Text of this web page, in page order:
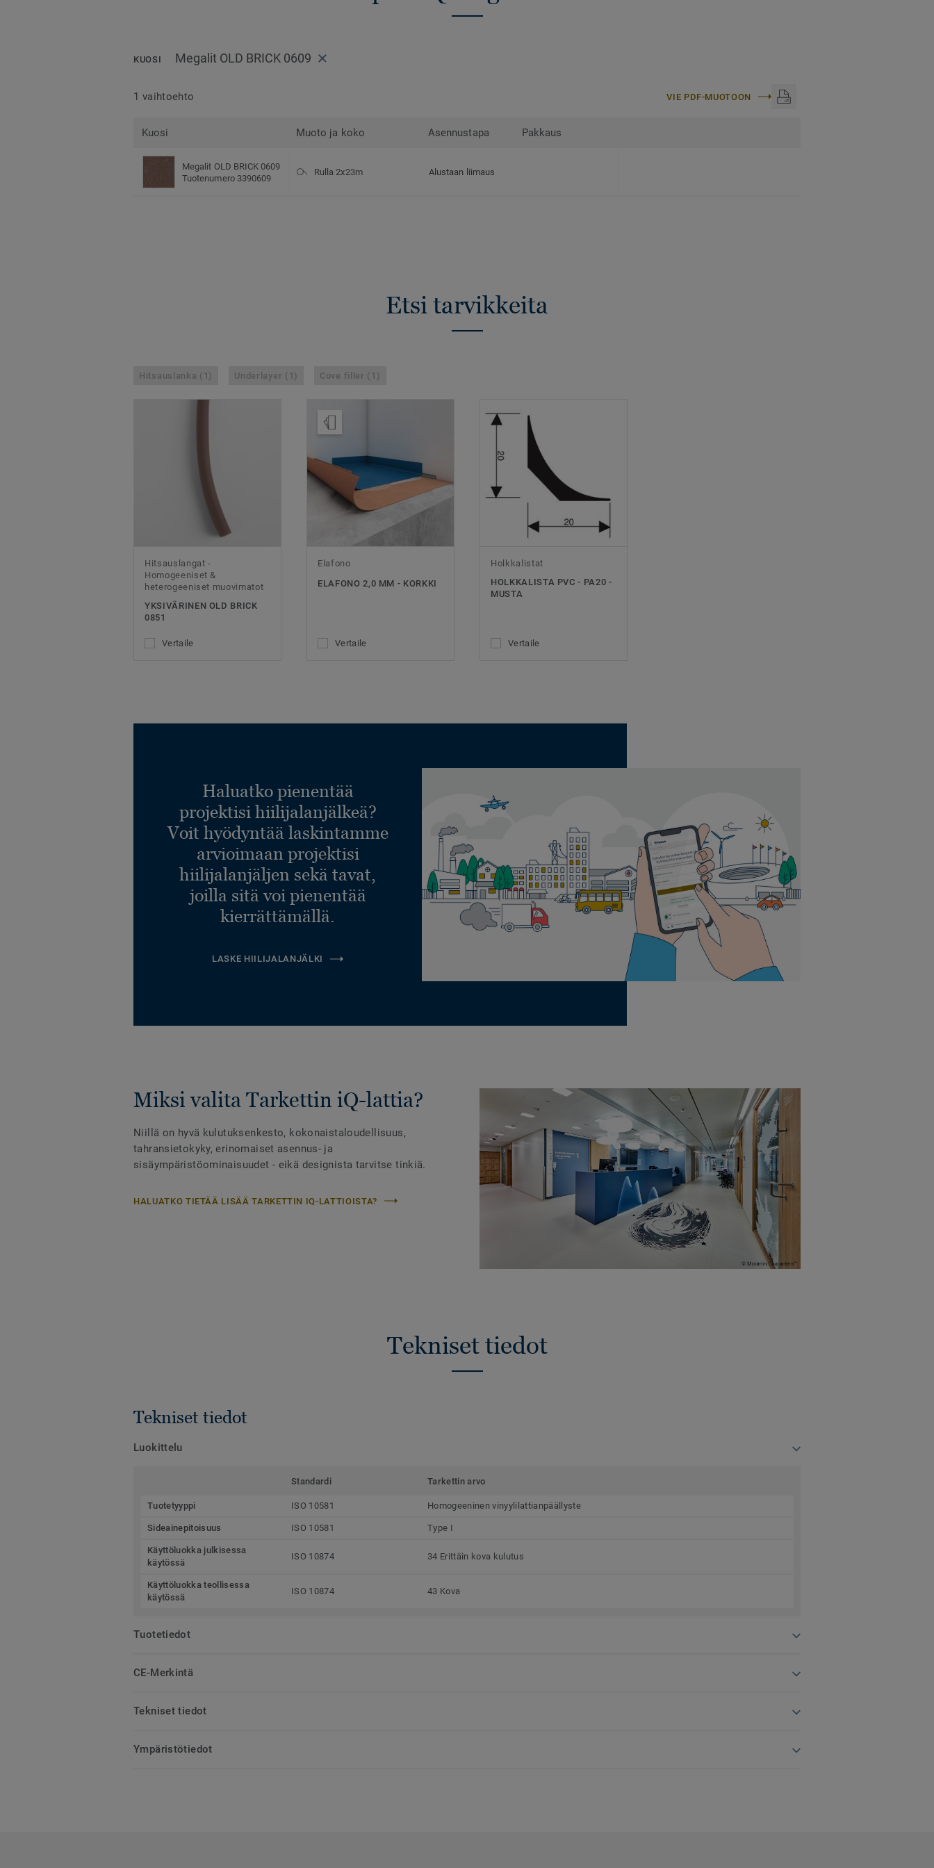
KUOSI Megalit OLD BRICK 0609
1 vaihtoehto VIE PDF-MUOTOON
Kuosi Muoto ja koko Asennustapa Pakkaus
Megalit OLD BRICK 0609
Tuotenumero 3390609
Rulla 2x23m Alustaan liimaus
Etsi tarvikkeita
Hitsauslanka (1) Underlayer (1) Cove filler (1)
Hitsauslangat -
Homogeeniset &
heterogeeniset muovimatot
YKSIVÄRINEN OLD BRICK
0851
Vertaile
Elafono
ELAFONO 2,0 MM - KORKKI
Vertaile
Holkkalistat
HOLKKALISTA PVC - PA20 -
MUSTA
Vertaile
Haluatko pienentää
projektisi hiilijalanjälkeä?
Voit hyödyntää laskintamme
arvioimaan projektisi
hiilijalanjäljen sekä tavat,
joilla sitä voi pienentää
kierrättämällä.
LASKE HIILIJALANJÄLKI
Miksi valita Tarkettin iQ-lattia?
Niillä on hyvä kulutuksenkesto, kokonaistaloudellisuus,
tahransietokyky, erinomaiset asennus- ja
sisäympäristöominaisuudet - eikä designista tarvitse tinkiä.
HALUATKO TIETÄÄ LISÄÄ TARKETTIN IQ-LATTIOISTA?
Tekniset tiedot
Tekniset tiedot
Luokittelu
Standardi Tarkettin arvo
Tuotetyyppi ISO 10581 Homogeeninen vinyylilattianpäällyste
Sideainepitoisuus ISO 10581 Type I
Käyttöluokka julkisessa
käytössä
ISO 10874 34 Erittäin kova kulutus
Käyttöluokka teollisessa
käytössä
ISO 10874 43 Kova
Tuotetiedot
CE-Merkintä
Tekniset tiedot
Ympäristötiedot